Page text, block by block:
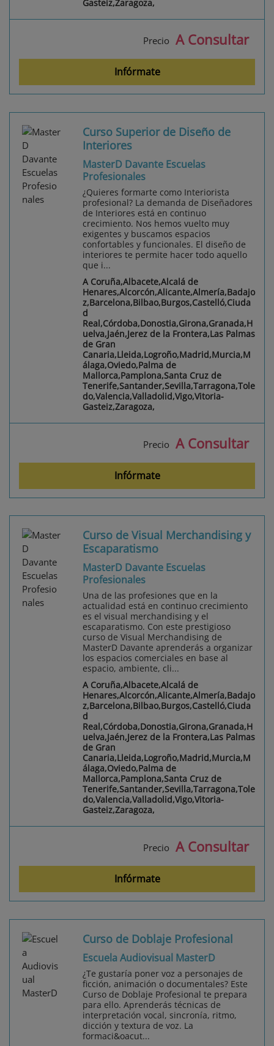
Gasteiz,Zaragoza,
Precio A Consultar
Infórmate
Curso Superior de Diseño de
Interiores
MasterD Davante Escuelas
Profesionales
¿Quieres formarte como Interiorista
profesional? La demanda de Diseñadores
de Interiores está en continuo
crecimiento. Nos hemos vuelto muy
exigentes y buscamos espacios
confortables y funcionales. El diseño de
interiores te permite hacer todo aquello
que i...
A Coruña,Albacete,Alcalá de
Henares,Alcorcón,Alicante,Almería,Badajo
z,Barcelona,Bilbao,Burgos,Castelló,Ciuda
d
Real,Córdoba,Donostia,Girona,Granada,H
uelva,Jaén,Jerez de la Frontera,Las Palmas
de Gran
Canaria,Lleida,Logroño,Madrid,Murcia,M
álaga,Oviedo,Palma de
Mallorca,Pamplona,Santa Cruz de
Tenerife,Santander,Sevilla,Tarragona,Tole
do,Valencia,Valladolid,Vigo,Vitoria-
Gasteiz,Zaragoza,
Precio A Consultar
Infórmate
Curso de Visual Merchandising y
Escaparatismo
MasterD Davante Escuelas
Profesionales
Una de las profesiones que en la
actualidad está en continuo crecimiento
es el visual merchandising y el
escaparatismo. Con este prestigioso
curso de Visual Merchandising de
MasterD Davante aprenderás a organizar
los espacios comerciales en base al
espacio, ambiente, cli...
A Coruña,Albacete,Alcalá de
Henares,Alcorcón,Alicante,Almería,Badajo
z,Barcelona,Bilbao,Burgos,Castelló,Ciuda
d
Real,Córdoba,Donostia,Girona,Granada,H
uelva,Jaén,Jerez de la Frontera,Las Palmas
de Gran
Canaria,Lleida,Logroño,Madrid,Murcia,M
álaga,Oviedo,Palma de
Mallorca,Pamplona,Santa Cruz de
Tenerife,Santander,Sevilla,Tarragona,Tole
do,Valencia,Valladolid,Vigo,Vitoria-
Gasteiz,Zaragoza,
Precio A Consultar
Infórmate
Curso de Doblaje Profesional
Escuela Audiovisual MasterD
¿Te gustaría poner voz a personajes de
ficción, animación o documentales? Este
Curso de Doblaje Profesional te prepara
para ello. Aprenderás técnicas de
interpretación vocal, sincronía, ritmo,
dicción y textura de voz. La
formaci&oacut...